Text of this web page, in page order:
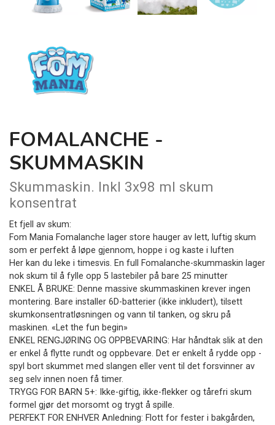
FOMALANCHE -
SKUMMASKIN
Skummaskin. Inkl 3x98 ml skum
konsentrat
Et fjell av skum:
Fom Mania Fomalanche lager store hauger av lett, luftig skum
som er perfekt å løpe gjennom, hoppe i og kaste i luften
Her kan du leke i timesvis. En full Fomalanche-skummaskin lager
nok skum til å fylle opp 5 lastebiler på bare 25 minutter
ENKEL Å BRUKE: Denne massive skummaskinen krever ingen
montering. Bare installer 6D-batterier (ikke inkludert), tilsett
skumkonsentratløsningen og vann til tanken, og skru på
maskinen. «Let the fun begin»
ENKEL RENGJØRING OG OPPBEVARING: Har håndtak slik at den
er enkel å flytte rundt og oppbevare. Det er enkelt å rydde opp -
spyl bort skummet med slangen eller vent til det forsvinner av
seg selv innen noen få timer.
TRYGG FOR BARN 5+: Ikke-giftig, ikke-flekker og tårefri skum
formel gjør det morsomt og trygt å spille.
PERFEKT FOR ENHVER Anledning: Flott for fester i bakgården,